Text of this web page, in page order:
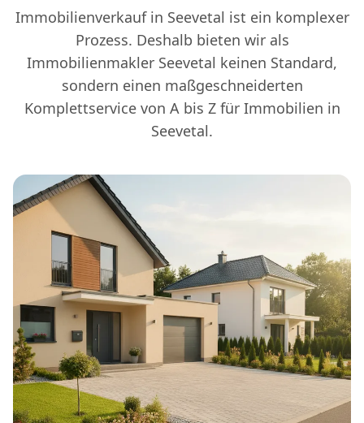
Immobilienverkauf in Seevetal ist ein komplexer
Prozess. Deshalb bieten wir als
Immobilienmakler Seevetal keinen Standard,
sondern einen maßgeschneiderten
Komplettservice von A bis Z für Immobilien in
Seevetal.